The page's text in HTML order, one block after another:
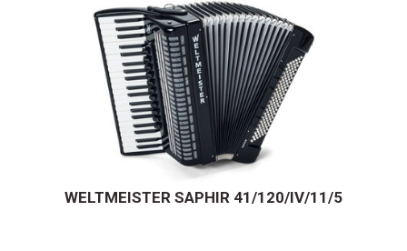
WELTMEISTER SAPHIR 41/120/IV/11/5